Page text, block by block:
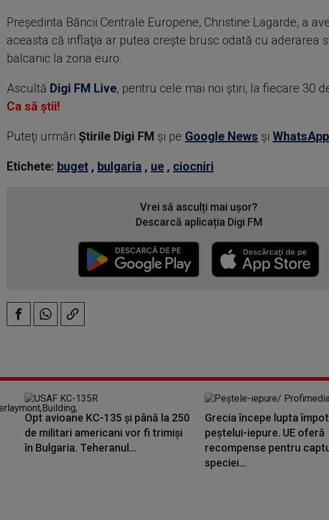
Preşedinta Băncii Centrale Europene, Christine Lagarde, a
aceasta că inflaţia ar putea creşte brusc odată cu aderarea
balcanic la zona euro.
Ascultă Digi FM Live, pentru cele mai noi știri, la fiecare 30
Ca să știi!
Puteţi urmări Știrile Digi FM şi pe Google News şi WhatsApp
Etichete: buget, bulgaria , ue, ciocniri
Vrei să asculți mai ușor?
Descarcă aplicația Digi FM
Opt avioane KC-135 și până la 250
de militari americani vor fi trimiși
în Bulgaria. Teheranul...
Grecia începe lupta
peștelui-iepure. UE oferă
recompense pentru
speciei...